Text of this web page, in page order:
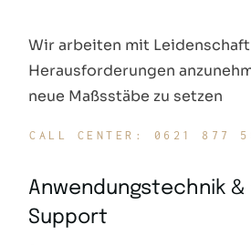
Wir arbeiten mit Leidenschaft
Herausforderungen
neue Maßsstäbe zu setzen
CALL CENTER: 0621 877
Anwendungstechnik &
Support